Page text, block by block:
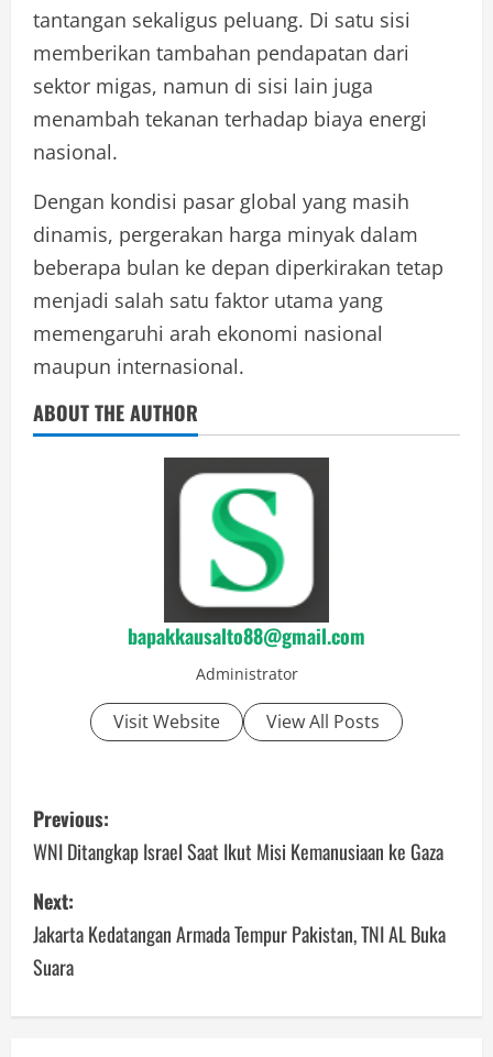
tantangan sekaligus peluang. Di satu sisi
memberikan tambahan pendapatan dari
sektor migas, namun di sisi lain juga
menambah tekanan terhadap biaya energi
nasional.
Dengan kondisi pasar global yang masih
dinamis, pergerakan harga minyak dalam
beberapa bulan ke depan diperkirakan tetap
menjadi salah satu faktor utama yang
memengaruhi arah ekonomi nasional
maupun internasional.
ABOUT THE AUTHOR
bapakkausalto88@gmail.com
Administrator
Visit Website View All Posts
P
o
s
t
n
Previous:
WNI Ditangkap Israel Saat Ikut Misi Kemanusiaan ke Gaza
Next:
Jakarta Kedatangan Armada Tempur Pakistan, TNI AL Buka
Suara